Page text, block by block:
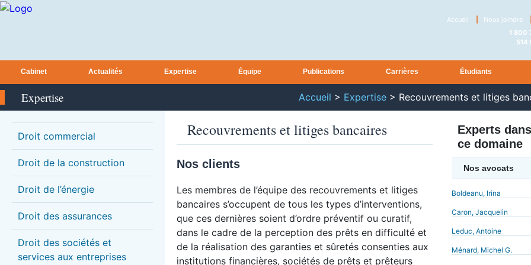
Accueil Nous joindre
1 800
514
Cabinet Actualités Expertise Équipe Publications Carrières Étudiants
Expertise Accueil > Expertise > Recouvrements et litiges
Droit commercial
Droit de la construction
Droit de l’énergie
Droit des assurances
Droit des sociétés et
services aux entreprises
Recouvrements et litiges bancaires
Nos clients
Les membres de l’équipe des recouvrements et litiges
bancaires s’occupent de tous les types d’interventions,
que ces dernières soient d’ordre préventif ou curatif,
dans le cadre de la perception des prêts en difficulté et
de la réalisation des garanties et sûretés consenties aux
institutions financières, sociétés de prêts et prêteurs
Experts dans
ce domaine
Nos avocats
Boldeanu, Irina
Caron, Jacquelin
Leduc, Antoine
Ménard, Michel G.